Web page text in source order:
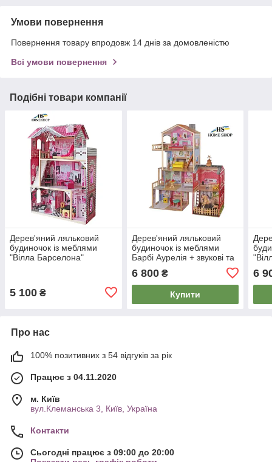
Умови повернення
Повернення товару впродовж 14 днів за домовленістю
Всі умови повернення
Подібні товари компанії
Дерев'яний ляльковий
будиночок із меблями
"Вілла Барселона"
5 100 ₴
Дерев'яний ляльковий
будиночок із меблями
Барбі Аурелія + звукові та
6 800₴
Купити
6
Про нас
100% позитивних з 54 відгуків за рік
Працює з 04.11.2020
м. Київ
вул.Клеманська 3, Київ, Україна
Контакти
Сьогодні працює з 09:00 до 20:00